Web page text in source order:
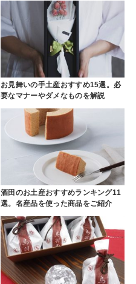
お見舞いの手土産おすすめ15選。必
要なマナーやダメなものを解説
酒田のお土産おすすめランキング11
選。名産品を使った商品をご紹介